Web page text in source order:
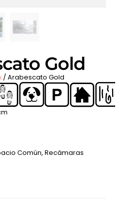
Gold
/ Arabescato Gold
Común, Recámaras